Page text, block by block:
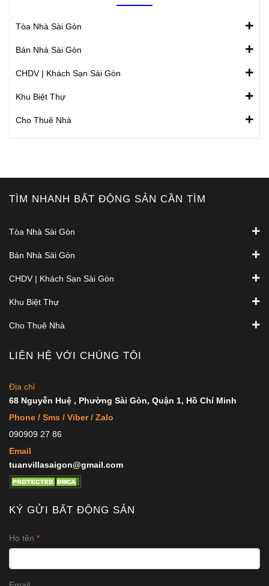
Tòa Nhà Sài Gòn
Bán Nhà Sài Gòn
CHDV | Khách Sạn Sài Gòn
Khu Biệt Thự
Cho Thuê Nhà
TÌM NHANH BẤT ĐỘNG SẢN CẦN TÌM
Tòa Nhà Sài Gòn
Bán Nhà Sài Gòn
CHDV | Khách Sạn Sài Gòn
Khu Biệt Thự
Cho Thuê Nhà
LIÊN HỆ VỚI CHÚNG TÔI
Địa chỉ
68 Nguyễn Huệ , Phường Sài Gòn, Quận 1, Hồ Chí Minh
Phone / Sms / Viber / Zalo
090909 27 86
Email
tuanvillasaigon@gmail.com
KÝ GỬI BẤT ĐỘNG SẢN
Họ tên